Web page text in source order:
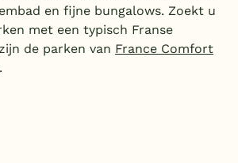
en fijne bungalows. Zoekt u
met een typisch Franse
de parken van France Comfort